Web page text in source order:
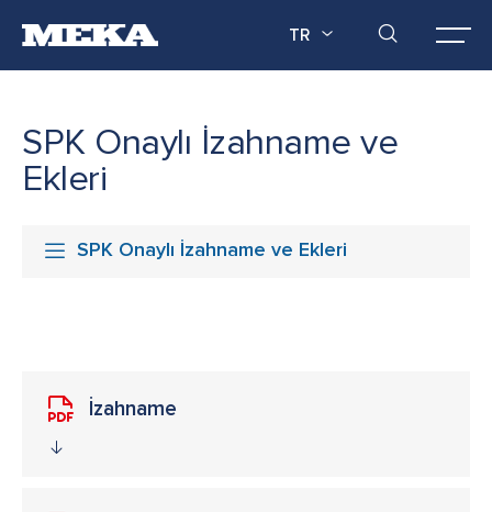
TR
SPK Onaylı İzahname ve
Ekleri
SPK Onaylı İzahname ve Ekleri
İzahname